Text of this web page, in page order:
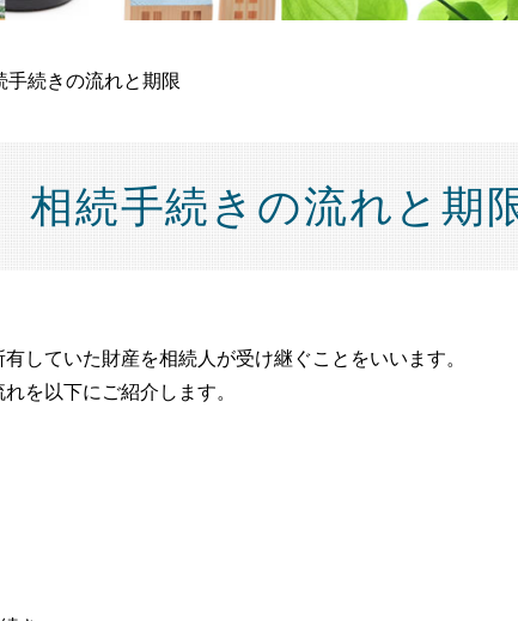
手続きの流れと期限
相続手続きの流れと期
していた財産を相続人が受け継ぐことをいいます。
を以下にご紹介します。